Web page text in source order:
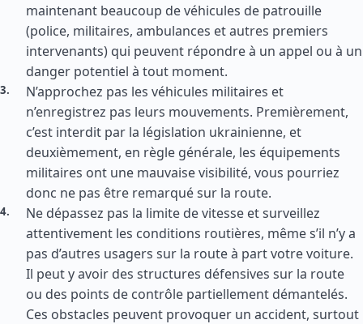
maintenant beaucoup de véhicules de patrouille
(police, militaires, ambulances et autres premiers
intervenants) qui peuvent répondre à un appel ou à un
danger potentiel à tout moment.
N’approchez pas les véhicules militaires et
n’enregistrez pas leurs mouvements. Premièrement,
c’est interdit par la législation ukrainienne, et
deuxièmement, en règle générale, les équipements
militaires ont une mauvaise visibilité, vous pourriez
donc ne pas être remarqué sur la route.
Ne dépassez pas la limite de vitesse et surveillez
attentivement les conditions routières, même s’il n’y a
pas d’autres usagers sur la route à part votre voiture.
Il peut y avoir des structures défensives sur la route
ou des points de contrôle partiellement démantelés.
Ces obstacles peuvent provoquer un accident, surtout